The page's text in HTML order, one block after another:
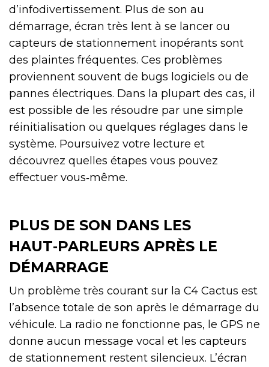
d’infodivertissement. Plus de son au
démarrage, écran très lent à se lancer ou
capteurs de stationnement inopérants sont
des plaintes fréquentes. Ces problèmes
proviennent souvent de bugs logiciels ou de
pannes électriques. Dans la plupart des cas, il
est possible de les résoudre par une simple
réinitialisation ou quelques réglages dans le
système. Poursuivez votre lecture et
découvrez quelles étapes vous pouvez
effectuer vous‑même.
PLUS DE SON DANS LES
HAUT‑PARLEURS APRÈS LE
DÉMARRAGE
Un problème très courant sur la C4 Cactus est
l’absence totale de son après le démarrage du
véhicule. La radio ne fonctionne pas, le GPS ne
donne aucun message vocal et les capteurs
de stationnement restent silencieux. L’écran